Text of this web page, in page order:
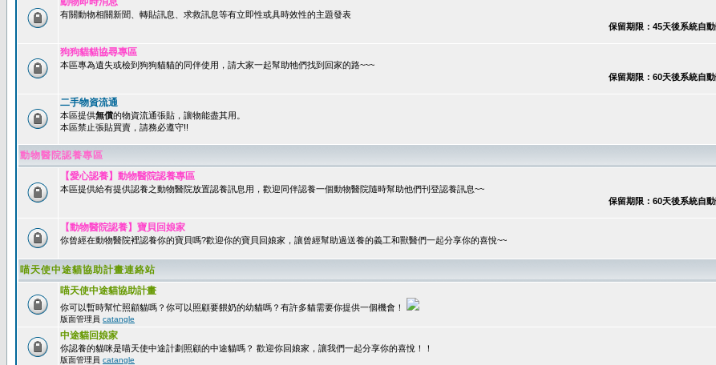
有關動物相關新聞、轉貼訊息、求救訊息等有立即性或具時效性的主題發表
保留期限：45天後系統自動刪除
狗狗貓貓協尋專區
本區專為遺失或檢到狗狗貓貓的同伴使用，請大家一起幫助牠們找到回家的路~~~
保留期限：60天後系統自動刪除
二手物資流通
本區提供無償的物資流通張貼，讓物能盡其用。
本區禁止張貼買賣，請務必遵守!!
動物醫院認養專區
【愛心認養】動物醫院認養專區
本區提供給有提供認養之動物醫院放置認養訊息用，歡迎同伴認養一個動物醫院隨時幫助他們刊登認養訊息~~
保留期限：60天後系統自動刪除
【動物醫院認養】寶貝回娘家
你曾經在動物醫院裡認養你的寶貝嗎?歡迎你的寶貝回娘家，讓曾經幫助過送養的義工和獸醫們一起分享你的喜悅~~
喵天使中途貓協助計畫連絡站
喵天使中途貓協助計畫
你可以暫時幫忙照顧貓嗎？你可以照顧要餵奶的幼貓嗎？有許多貓需要你提供一個機會！
版面管理員 catangle
中途貓回娘家
你認養的貓咪是喵天使中途計劃照顧的中途貓嗎？ 歡迎你回娘家，讓我們一起分享你的喜悅！！
版面管理員 catangle